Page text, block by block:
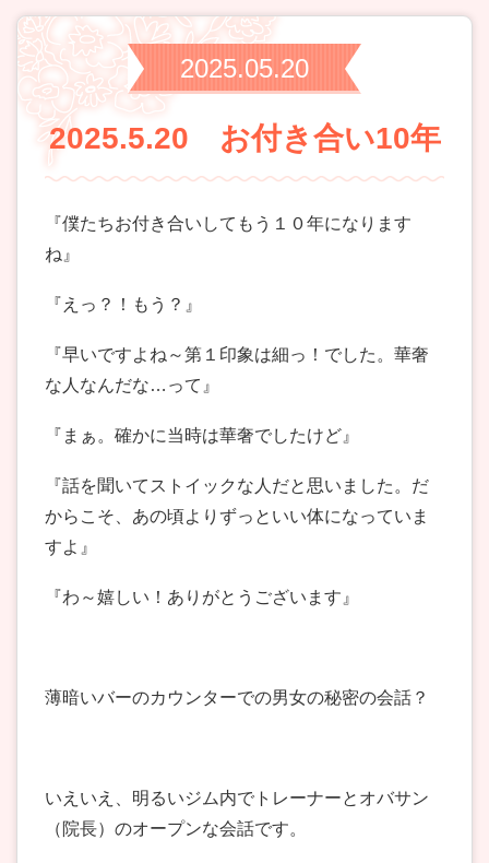
2025.05.20
2025.5.20 お付き合い10年
『僕たちお付き合いしてもう１０年になります
ね』
『えっ？！もう？』
『早いですよね～第１印象は細っ！でした。華奢
な人なんだな…って』
『まぁ。確かに当時は華奢でしたけど』
『話を聞いてストイックな人だと思いました。だ
からこそ、あの頃よりずっといい体になっていま
すよ』
『わ～嬉しい！ありがとうございます』
薄暗いバーのカウンターでの男女の秘密の会話？
いえいえ、明るいジム内でトレーナーとオバサン
（院長）のオープンな会話です。